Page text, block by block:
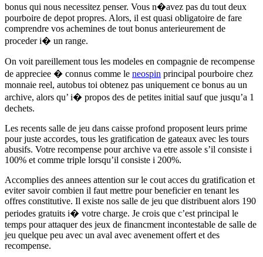
bonus qui nous necessitez penser. Vous n�avez pas du tout deux
pourboire de depot propres. Alors, il est quasi obligatoire de fare
comprendre vos achemines de tout bonus anterieurement de
proceder i� un range.
On voit pareillement tous les modeles en compagnie de recompense
de appreciee � connus comme le neospin principal pourboire chez
monnaie reel, autobus toi obtenez pas uniquement ce bonus au un
archive, alors qu’ i� propos des de petites initial sauf que jusqu’a 1
dechets.
Les recents salle de jeu dans caisse profond proposent leurs prime
pour juste accordes, tous les gratification de gateaux avec les tours
abusifs. Votre recompense pour archive va etre assole s’il consiste i
100% et comme triple lorsqu’il consiste i 200%.
Accomplies des annees attention sur le cout acces du gratification et
eviter savoir combien il faut mettre pour beneficier en tenant les
offres constitutive. Il existe nos salle de jeu que distribuent alors 190
periodes gratuits i� votre charge. Je crois que c’est principal le
temps pour attaquer des jeux de financment incontestable de salle de
jeu quelque peu avec un aval avec avenement offert et des
recompense.